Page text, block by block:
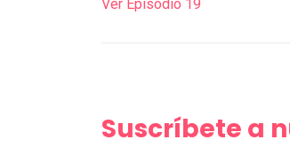
Ver Episodio 19
Suscríbete a